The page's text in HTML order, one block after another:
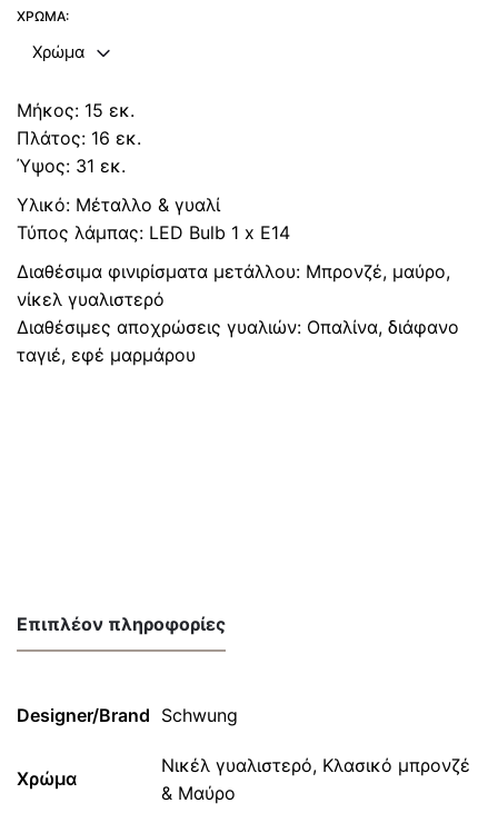
870 €
through
1.085 €
ΧΡΏΜΑ:
Χρώμα
Μήκος: 15 εκ.
Πλάτος: 16 εκ.
Ύψος: 31 εκ.
Υλικό: Μέταλλο & γυαλί
Τύπος λάμπας: LED Bulb 1 x E14
Διαθέσιμα φινιρίσματα μετάλλου: Μπρονζέ, μαύρο,
νίκελ γυαλιστερό
Διαθέσιμες αποχρώσεις γυαλιών: Οπαλίνα, διάφανο
ταγιέ, εφέ μαρμάρου
Επιπλέον πληροφορίες
Designer/Brand Schwung
Χρώμα
Νικέλ γυαλιστερό, Κλασικό μπρονζέ
& Μαύρο